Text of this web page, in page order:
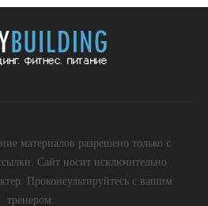
материалов разрешено только с
Сайт носит исключительно
Проконсультируйтесь с вашим
тренером.